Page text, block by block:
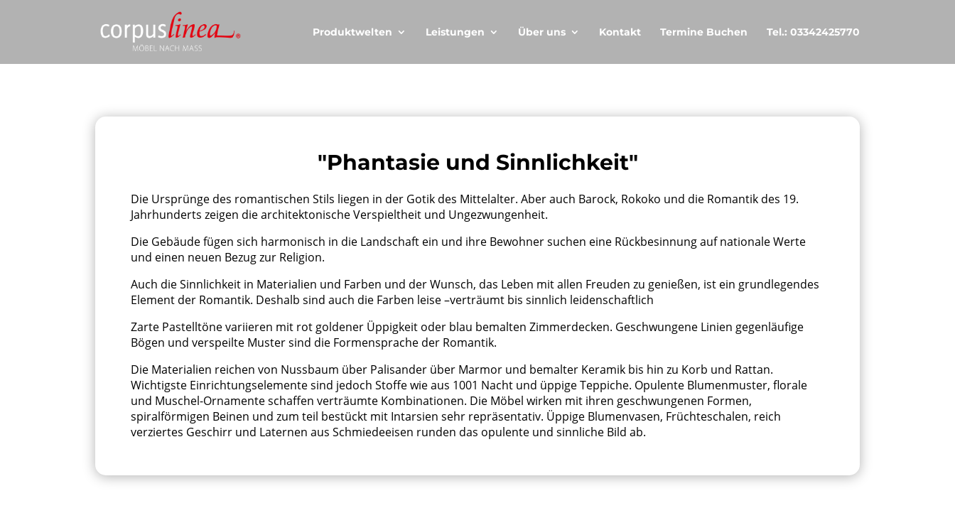
Produktwelten Leistungen Über uns Kontakt Termine Buchen Tel.: 03342425770
"Phantasie und Sinnlichkeit"
Die Ursprünge des romantischen Stils liegen in der Gotik des Mittelalter. Aber auch Barock, Rokoko und die Romantik des 19.
Jahrhunderts zeigen die architektonische Verspieltheit und Ungezwungenheit.
Die Gebäude fügen sich harmonisch in die Landschaft ein und ihre Bewohner suchen eine Rückbesinnung auf nationale Werte
und einen neuen Bezug zur Religion.
Auch die Sinnlichkeit in Materialien und Farben und der Wunsch, das Leben mit allen Freuden zu genießen, ist ein grundlegendes
Element der Romantik. Deshalb sind auch die Farben leise –verträumt bis sinnlich leidenschaftlich
Zarte Pastelltöne variieren mit rot goldener Üppigkeit oder blau bemalten Zimmerdecken. Geschwungene Linien gegenläufige
Bögen und verspeilte Muster sind die Formensprache der Romantik.
Die Materialien reichen von Nussbaum über Palisander über Marmor und bemalter Keramik bis hin zu Korb und Rattan.
Wichtigste Einrichtungselemente sind jedoch Stoffe wie aus 1001 Nacht und üppige Teppiche. Opulente Blumenmuster, florale
und Muschel-Ornamente schaffen verträumte Kombinationen. Die Möbel wirken mit ihren geschwungenen Formen,
spiralförmigen Beinen und zum teil bestückt mit Intarsien sehr repräsentativ. Üppige Blumenvasen, Früchteschalen, reich
verziertes Geschirr und Laternen aus Schmiedeeisen runden das opulente und sinnliche Bild ab.